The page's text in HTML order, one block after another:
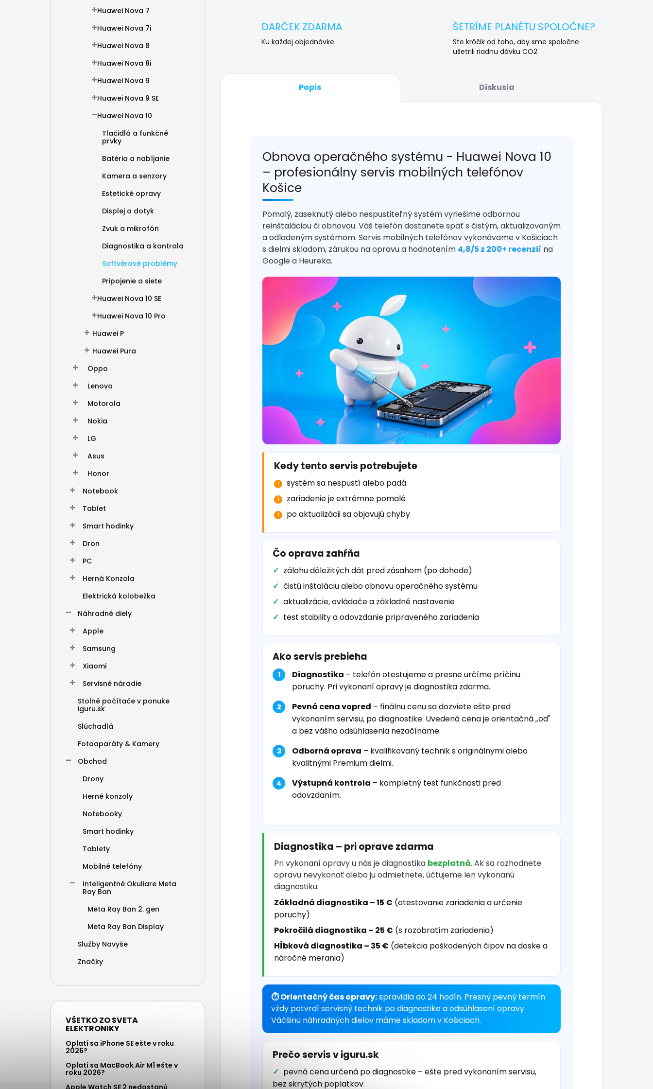
Huawei Nova 7
Huawei Nova 7i
Huawei Nova 8
Huawei Nova 8i
Huawei Nova 9
Huawei Nova 9 SE
Huawei Nova 10
Tlačidlá a funkčné
prvky
Batéria a nabíjanie
Kamera a senzory
Estetické opravy
Displej a dotyk
Zvuk a mikrofón
Diagnostika a kontrola
Softvérové problémy
Pripojenie a siete
Huawei Nova 10 SE
Huawei Nova 10 Pro
Huawei P
Huawei Pura
Oppo
Lenovo
Motorola
Nokia
LG
Asus
Honor
Notebook
Tablet
Smart hodinky
Dron
PC
Herná Konzola
Elektrická kolobežka
Náhradné diely
Apple
Samsung
Xiaomi
Servisné náradie
Stolné počítače v ponuke
iguru.sk
Slúchadlá
Fotoaparáty & Kamery
Obchod
Drony
Herné konzoly
Notebooky
Smart hodinky
Tablety
Mobilné telefóny
Inteligentné Okuliare Meta
Ray Ban
Meta Ray Ban 2. gen
Meta Ray Ban Display
Služby Navyše
Značky
VŠETKO ZO SVETA
ELEKTRONIKY
Oplatí sa iPhone SE ešte v roku
2026?
Oplatí sa MacBook Air M1 ešte v
roku 2026?
Apple Watch SE 2 nedostanú
DARČEK ZDARMA
Ku každej objednávke.
ŠETRÍME PLANÉTU SPOLOČNE?
Ste krôčik od toho, aby sme spoločne
ušetrili riadnu dávku CO2
Popis Diskusia
Obnova operačného systému - Huawei Nova 10
– profesionálny servis mobilných telefónov
Košice
Pomalý, zaseknutý alebo nespustiteľný systém vyriešime odbornou
reinštaláciou či obnovou. Váš telefón dostanete späť s čistým, aktualizovaným
a odladeným systémom. Servis mobilných telefónov vykonávame v Košiciach
s dielmi skladom, zárukou na opravu a hodnotením 4,8/5 z 200+ recenzií na
Google a Heureka.
Kedy tento servis potrebujete
systém sa nespustí alebo padá
zariadenie je extrémne pomalé
po aktualizácii sa objavujú chyby
Čo oprava zahŕňa
zálohu dôležitých dát pred zásahom (po dohode)
čistú inštaláciu alebo obnovu operačného systému
aktualizácie, ovládače a základné nastavenie
test stability a odovzdanie pripraveného zariadenia
Ako servis prebieha
Diagnostika – telefón otestujeme a presne určíme príčinu
poruchy. Pri vykonaní opravy je diagnostika zdarma.
Pevná cena vopred – finálnu cenu sa dozviete ešte pred
vykonaním servisu, po diagnostike. Uvedená cena je orientačná „od"
a bez vášho odsúhlasenia nezačíname.
Odborná oprava – kvalifikovaný technik s originálnymi alebo
kvalitnými Premium dielmi.
Výstupná kontrola – kompletný test funkčnosti pred
odovzdaním.
Diagnostika – pri oprave zdarma
Pri vykonaní opravy u nás je diagnostika bezplatná. Ak sa rozhodnete
opravu nevykonať alebo ju odmietnete, účtujeme len vykonanú
diagnostiku:
Základná diagnostika – 15 € (otestovanie zariadenia a určenie
poruchy)
Pokročilá diagnostika – 25 € (s rozobratím zariadenia)
Hĺbková diagnostika – 35 € (detekcia poškodených čipov na doske a
náročné merania)
⏱ Orientačný čas opravy:spravidla do 24 hodín. Presný pevný termín
vždy potvrdí servisný technik po diagnostike a odsúhlasení opravy.
Väčšinu náhradných dielov máme skladom v Košiciach.
Prečo servis v iguru.sk
pevná cena určená po diagnostike – ešte pred vykonaním servisu,
bez skrytých poplatkov